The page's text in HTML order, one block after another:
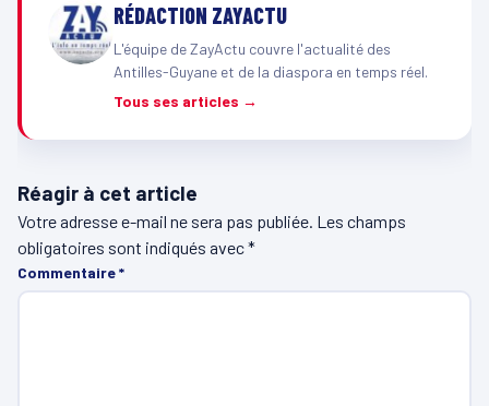
RÉDACTION ZAYACTU
L'équipe de ZayActu couvre l'actualité des
Antilles-Guyane et de la diaspora en temps réel.
Tous ses articles →
Réagir à cet article
Votre adresse e-mail ne sera pas publiée. Les champs
obligatoires sont indiqués avec*
Commentaire*